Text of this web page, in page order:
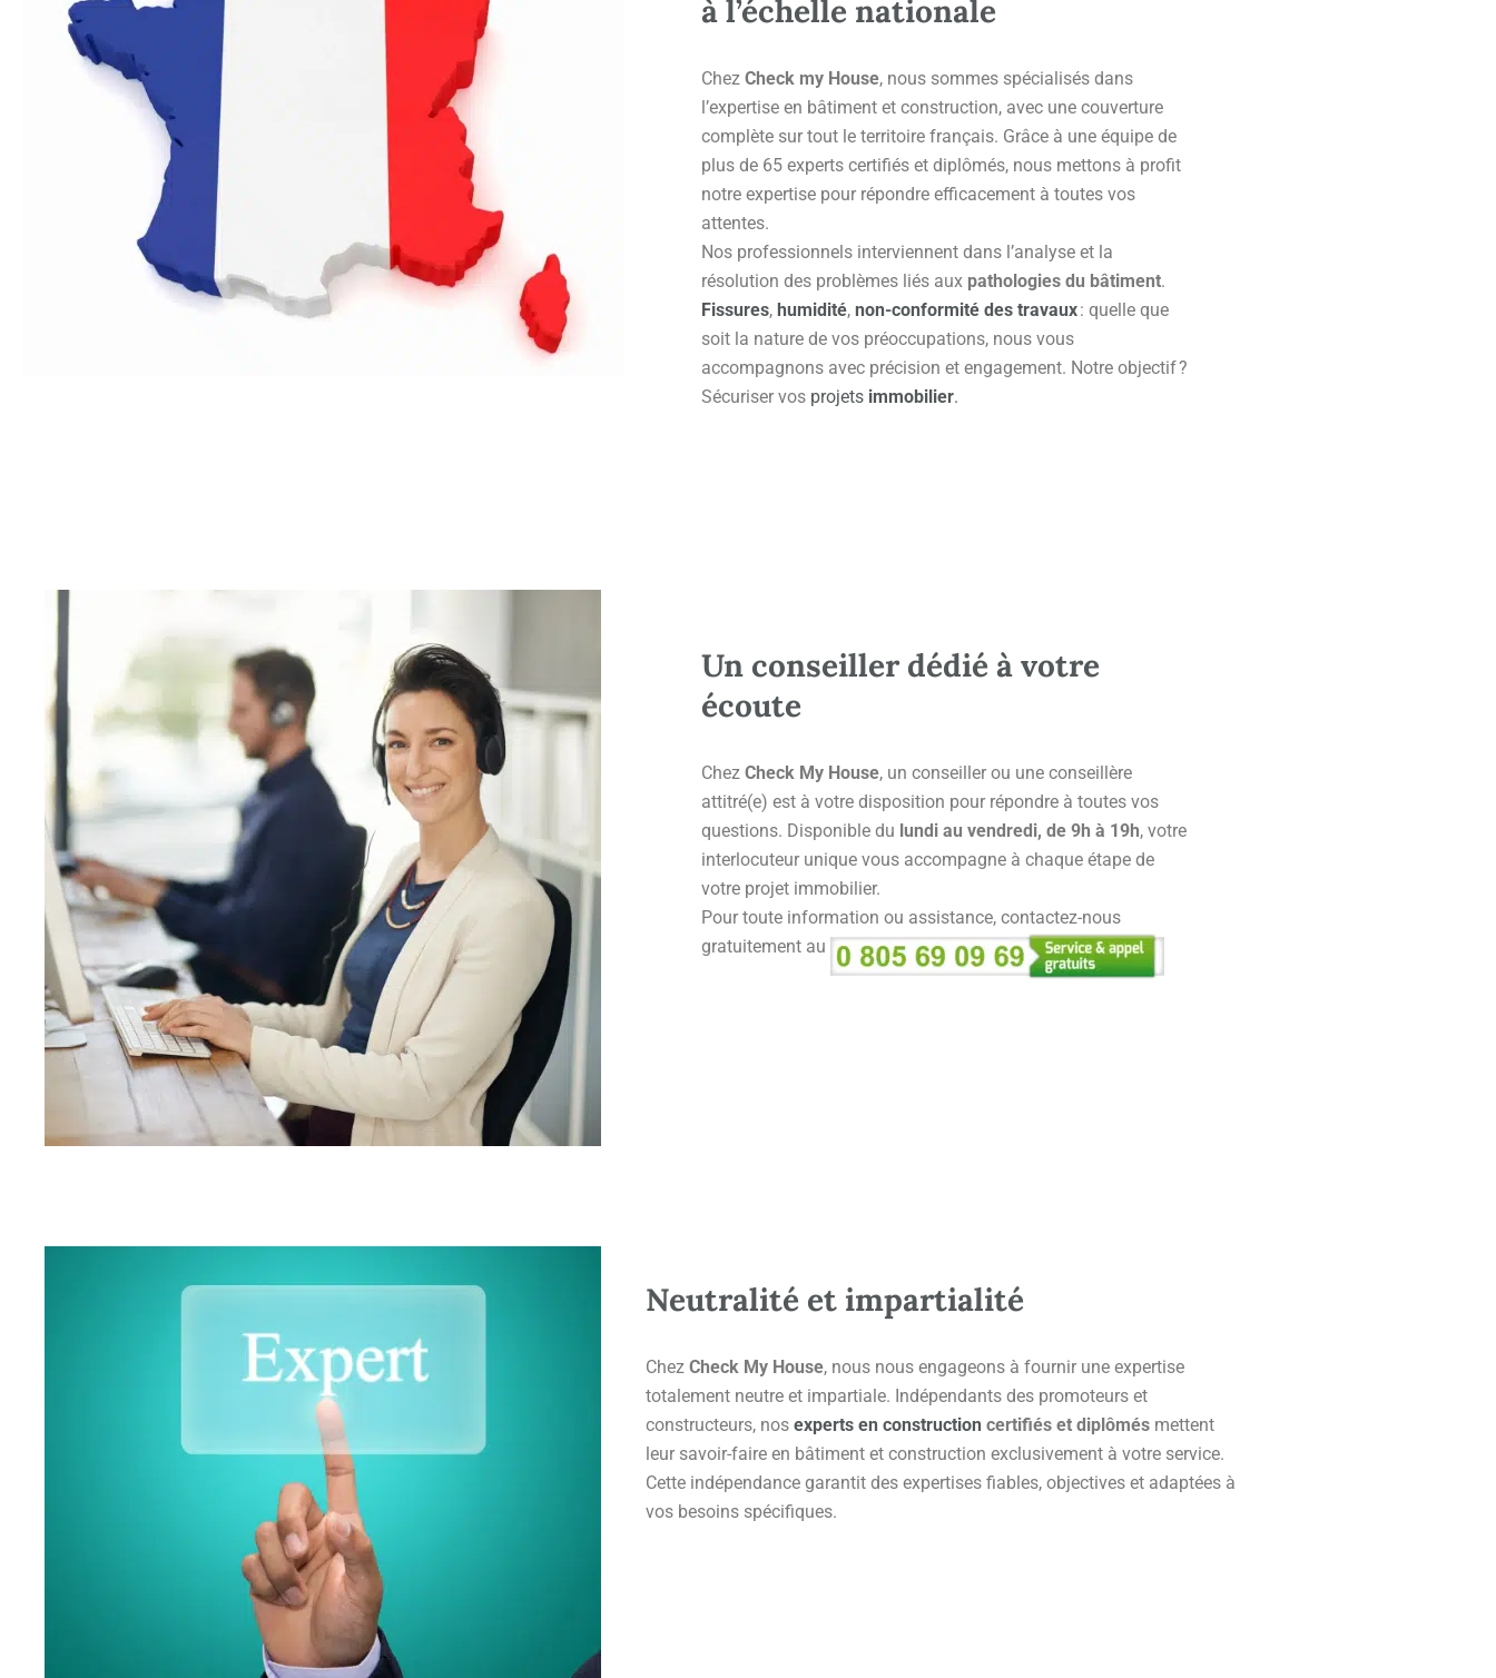
à l’échelle nationale
Chez Check my House, nous sommes spécialisés dans
l’expertise en bâtiment et construction, avec une couverture
complète sur tout le territoire français. Grâce à une équipe de
plus de 65 experts certifiés et diplômés, nous mettons à profit
notre expertise pour répondre efficacement à toutes vos
attentes.
Nos professionnels interviennent dans l’analyse et la
résolution des problèmes liés aux pathologies du bâtiment.
Fissures, humidité, non-conformité des travaux: quelle que
soit la nature de vos préoccupations, nous vous
accompagnons avec précision et engagement. Notre objectif ?
Sécuriser vos projets immobilier.
Un conseiller dédié à votre
écoute
Chez Check My House, un conseiller ou une conseillère
attitré(e) est à votre disposition pour répondre à toutes vos
questions. Disponible du lundi au vendredi, de 9h à 19h, votre
interlocuteur unique vous accompagne à chaque étape de
votre projet immobilier.
Pour toute information ou assistance, contactez-nous
gratuitement au
Neutralité et impartialité
Chez Check My House, nous nous engageons à fournir une expertise
totalement neutre et impartiale. Indépendants des promoteurs et
constructeurs, nos experts en construction certifiés et diplômés mettent
leur savoir-faire en bâtiment et construction exclusivement à votre service.
Cette indépendance garantit des expertises fiables, objectives et adaptées à
vos besoins spécifiques.